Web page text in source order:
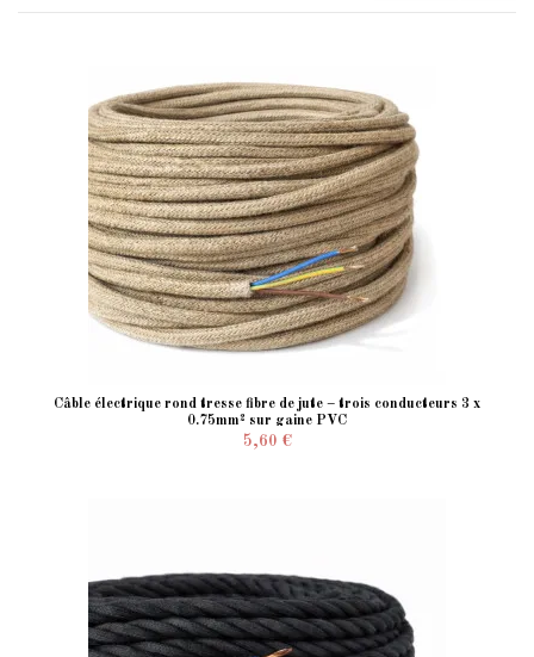
Câble électrique rond tresse fibre de jute – trois conducteurs 3 x
0.75mm² sur gaine PVC
5,60 €